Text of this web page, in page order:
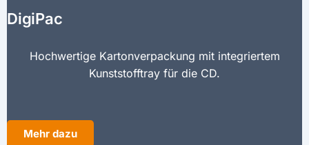
DigiPac
Hochwertige Kartonverpackung mit integriertem
Kunststofftray für die CD.
Mehr dazu